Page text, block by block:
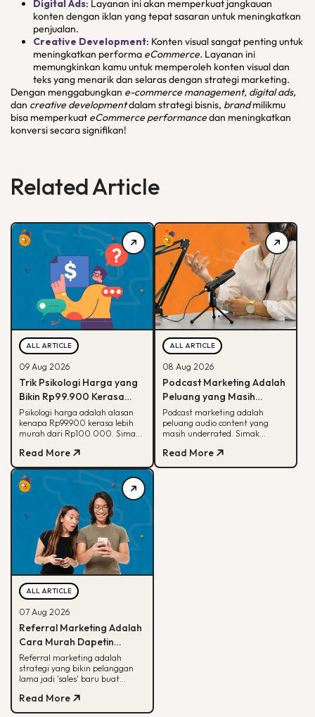
Digital Ads: Layanan ini akan memperkuat jangkauan
konten dengan iklan yang tepat sasaran untuk meningkatkan
penjualan.
Creative Development: Konten visual sangat penting untuk
meningkatkan performa eCommerce. Layanan ini
memungkinkan kamu untuk memperoleh konten visual dan
teks yang menarik dan selaras dengan strategi marketing.
Dengan menggabungkan e-commerce management, digital ads,
dan creative developmentdalam strategi bisnis, brandmilikmu
bisa memperkuat eCommerce performancedan meningkatkan
konversi secara signifikan!
Related Article
ALL ARTICLE
09 Aug 2026
Trik Psikologi Harga yang
Bikin Rp99.900 Kerasa
Lebih Murah dari
Rp100.000
Psikologi harga adalah alasan
kenapa Rp99.900 kerasa lebih
murah dari Rp100.000. Simak
sampai kapan sebaiknya
dihindari.
Read More
ALL ARTICLE
08 Aug 2026
Podcast Marketing Adalah
Peluang yang Masih
Dianggurin Banyak Brand,
Sayang Banget
Podcast marketing adalah
peluang audio content yang
masih underrated. Simak
sosial dan cara brand mulai
memanfaatkannya.
Read More
ALL ARTICLE
07 Aug 2026
Referral Marketing Adalah
Cara Murah Dapetin
Pelanggan Baru, Ini
Alasannya
Referral marketing adalah
strategi yang bikin pelanggan
lama jadi 'sales' baru buat
efektifnya, jenis program,
sampai contoh suksesnya.
Read More